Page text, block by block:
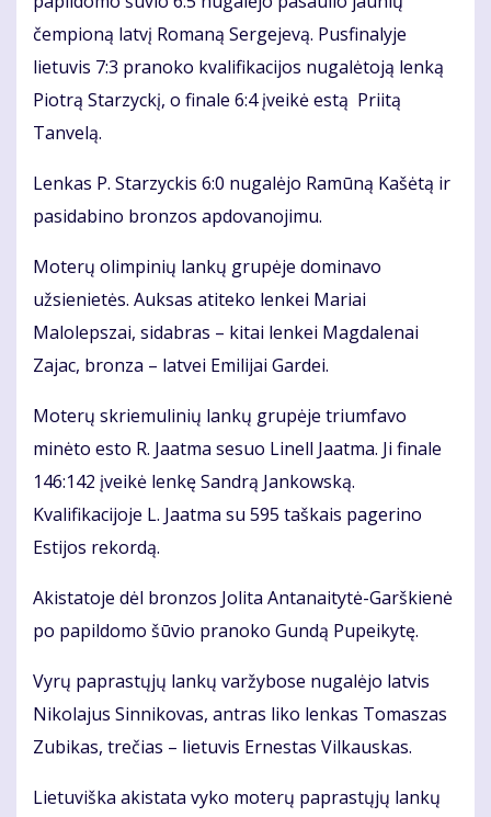
čempioną latvį Romaną Sergejevą. Pusfinalyje
lietuvis 7:3 pranoko kvalifikacijos nugalėtoją lenką
Piotrą Starzyckį, o finale 6:4 įveikė estą Priitą
Tanvelą.
Lenkas P. Starzyckis 6:0 nugalėjo Ramūną Kašėtą ir
pasidabino bronzos apdovanojimu.
Moterų olimpinių lankų grupėje dominavo
užsienietės. Auksas atiteko lenkei Mariai
Malolepszai, sidabras – kitai lenkei Magdalenai
Zajac, bronza – latvei Emilijai Gardei.
Moterų skriemulinių lankų grupėje triumfavo
minėto esto R. Jaatma sesuo Linell Jaatma. Ji finale
146:142 įveikė lenkę Sandrą Jankowską.
Kvalifikacijoje L. Jaatma su 595 taškais pagerino
Estijos rekordą.
Akistatoje dėl bronzos Jolita Antanaitytė-Garškienė
po papildomo šūvio pranoko Gundą Pupeikytę.
Vyrų paprastųjų lankų varžybose nugalėjo latvis
Nikolajus Sinnikovas, antras liko lenkas Tomaszas
Zubikas, trečias – lietuvis Ernestas Vilkauskas.
Lietuviška akistata vyko moterų paprastųjų lankų